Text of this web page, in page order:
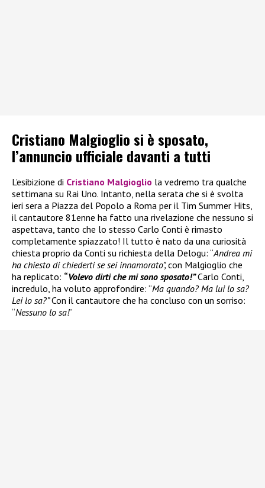
Cristiano Malgioglio si è sposato,
l’annuncio ufficiale davanti a tutti
L’esibizione di Cristiano Malgioglio la vedremo tra qualche
settimana su Rai Uno. Intanto, nella serata che si è svolta
ieri sera a Piazza del Popolo a Roma per il Tim Summer Hits,
il cantautore 81enne ha fatto una rivelazione che nessuno si
aspettava, tanto che lo stesso Carlo Conti è rimasto
completamente spiazzato! Il tutto è nato da una curiosità
chiesta proprio da Conti su richiesta della Delogu: “Andrea mi
ha chiesto di chiederti se sei innamorato”,con Malgioglio che
ha replicato: “Volevo dirti che mi sono sposato!”Carlo Conti,
incredulo, ha voluto approfondire: “Ma quando? Ma lui lo sa?
Lei lo sa?”Con il cantautore che ha concluso con un sorriso:
“Nessuno lo sa!”